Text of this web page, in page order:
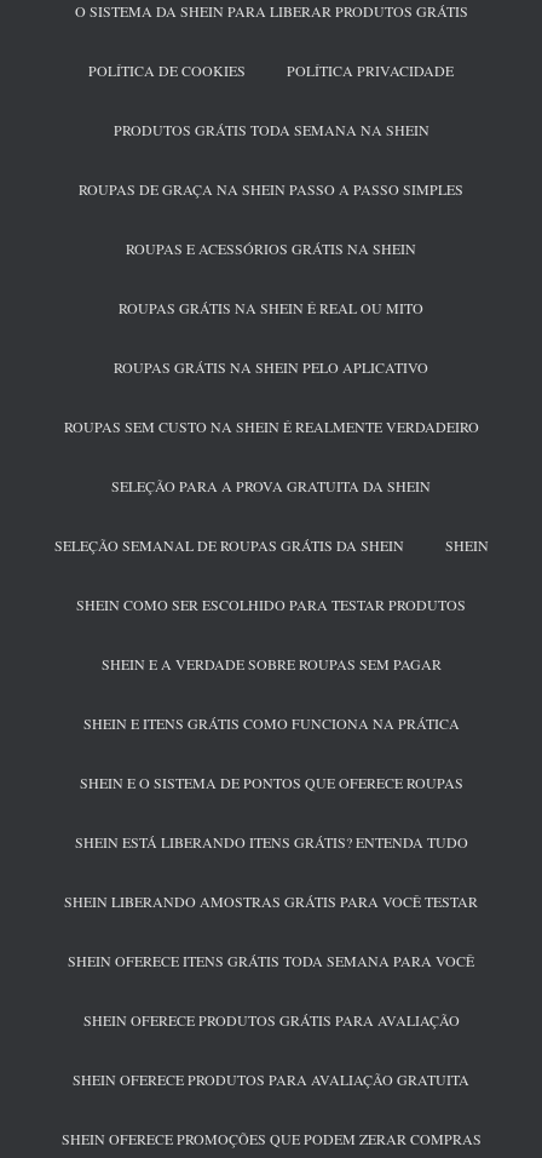
O SISTEMA DA SHEIN PARA LIBERAR PRODUTOS GRÁTIS
POLÍTICA DE COOKIES POLÍTICA PRIVACIDADE
PRODUTOS GRÁTIS TODA SEMANA NA SHEIN
ROUPAS DE GRAÇA NA SHEIN PASSO A PASSO SIMPLES
ROUPAS E ACESSÓRIOS GRÁTIS NA SHEIN
ROUPAS GRÁTIS NA SHEIN É REAL OU MITO
ROUPAS GRÁTIS NA SHEIN PELO APLICATIVO
ROUPAS SEM CUSTO NA SHEIN É REALMENTE VERDADEIRO
SELEÇÃO PARA A PROVA GRATUITA DA SHEIN
SELEÇÃO SEMANAL DE ROUPAS GRÁTIS DA SHEIN SHEIN
SHEIN COMO SER ESCOLHIDO PARA TESTAR PRODUTOS
SHEIN E A VERDADE SOBRE ROUPAS SEM PAGAR
SHEIN E ITENS GRÁTIS COMO FUNCIONA NA PRÁTICA
SHEIN E O SISTEMA DE PONTOS QUE OFERECE ROUPAS
SHEIN ESTÁ LIBERANDO ITENS GRÁTIS? ENTENDA TUDO
SHEIN LIBERANDO AMOSTRAS GRÁTIS PARA VOCÊ TESTAR
SHEIN OFERECE ITENS GRÁTIS TODA SEMANA PARA VOCÊ
SHEIN OFERECE PRODUTOS GRÁTIS PARA AVALIAÇÃO
SHEIN OFERECE PRODUTOS PARA AVALIAÇÃO GRATUITA
SHEIN OFERECE PROMOÇÕES QUE PODEM ZERAR COMPRAS